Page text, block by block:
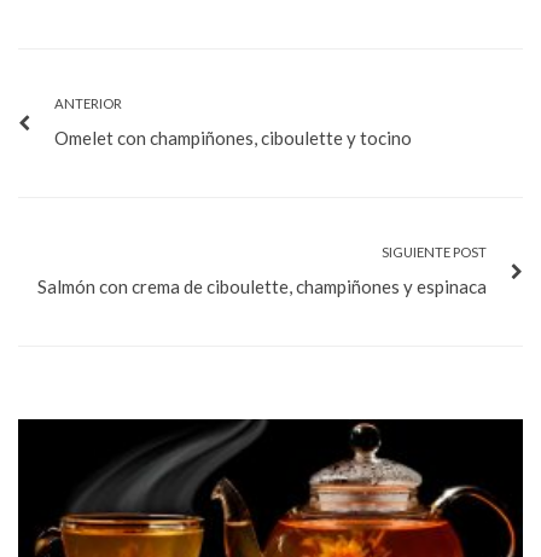
ANTERIOR
Omelet con champiñones, ciboulette y tocino
SIGUIENTE POST
Salmón con crema de ciboulette, champiñones y espinaca